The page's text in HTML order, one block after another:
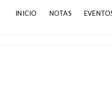
INICIO NOTAS